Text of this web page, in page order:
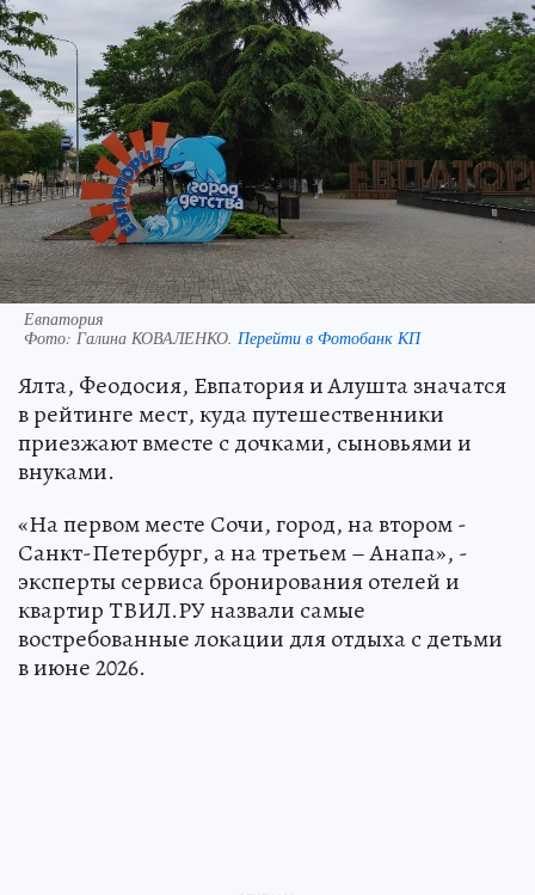
Евпатория
Фото: Галина КОВАЛЕНКО. Перейти в Фотобанк КП
Ялта, Феодосия, Евпатория и Алушта значатся
в рейтинге мест, куда путешественники
приезжают вместе с дочками, сыновьями и
внуками.
«На первом месте Сочи, город, на втором -
Санкт-Петербург, а на третьем – Анапа», -
эксперты сервиса бронирования отелей и
квартир ТВИЛ.РУ назвали самые
востребованные локации для отдыха с детьми
в июне 2026.